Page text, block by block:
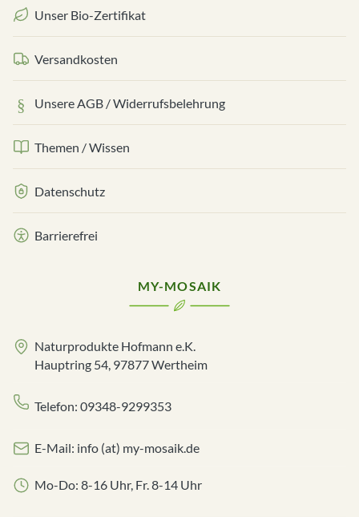
Unser Bio-Zertifikat
Versandkosten
Unsere AGB / Widerrufsbelehrung
Themen / Wissen
Datenschutz
Barrierefrei
MY-MOSAIK
Naturprodukte Hofmann e.K.
Hauptring 54, 97877 Wertheim
Telefon: 09348-9299353
E-Mail: info (at) my-mosaik.de
Mo-Do: 8-16 Uhr, Fr. 8-14 Uhr